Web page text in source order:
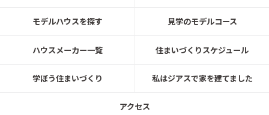
【宮城県利府町】3棟同時新築完成見
北洲ハウジング
2026年01月01日 (木)～2026年01月25日 (日)
北洲「2026年新春キャンペーン」開催
モデルハウスを探す
ハウスメーカー一覧
学ぼう住まいづくり
見学のモデルコース
住まいづくりスケジュール
私はジアスで家を建てました
アクセス